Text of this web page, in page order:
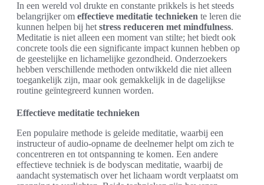
In een wereld vol drukte en constante prikkels is het steeds
belangrijker om effectieve meditatie technieken te leren die
kunnen helpen bij het stress reduceren met mindfulness.
Meditatie is niet alleen een moment van stilte; het biedt ook
concrete tools die een significante impact kunnen hebben op
de geestelijke en lichamelijke gezondheid. Onderzoekers
hebben verschillende methoden ontwikkeld die niet alleen
toegankelijk zijn, maar ook gemakkelijk in de dagelijkse
routine geïntegreerd kunnen worden.
Effectieve meditatie technieken
Een populaire methode is geleide meditatie, waarbij een
instructeur of audio-opname de deelnemer helpt om zich te
concentreren en tot ontspanning te komen. Een andere
effectieve techniek is de bodyscan meditatie, waarbij de
aandacht systematisch over het lichaam wordt verplaatst om